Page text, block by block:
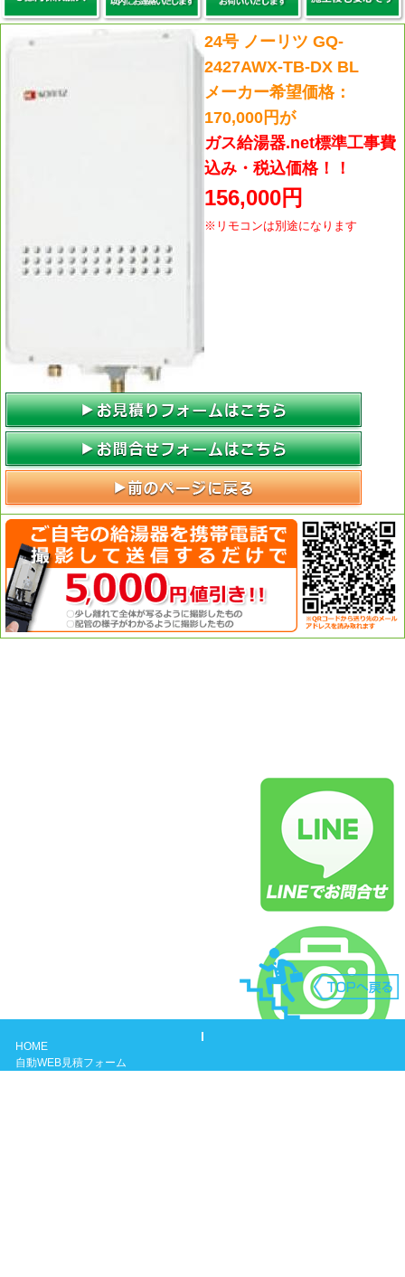
24号 ノーリツ GQ-
2427AWX-TB-DX BL
メーカー希望価格：
170,000円が
ガス給湯器.net標準工事費
込み・税込価格！！
156,000円
※リモコンは別途になります
HOME
自動WEB見積フォーム